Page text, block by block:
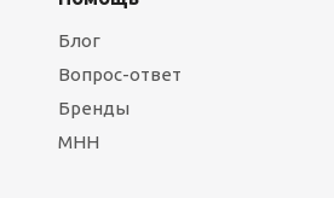
Блог
Вопрос-ответ
Бренды
МНН